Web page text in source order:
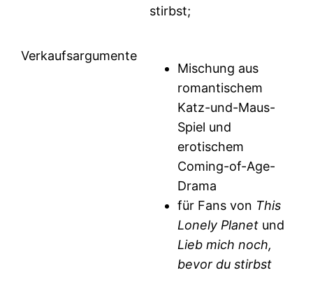
stirbst;
Verkaufsargumente
Mischung aus
romantischem
Katz-und-Maus-
Spiel und
erotischem
Coming-of-Age-
Drama
für Fans von This
Lonely Planet und
Lieb mich noch,
bevor du stirbst